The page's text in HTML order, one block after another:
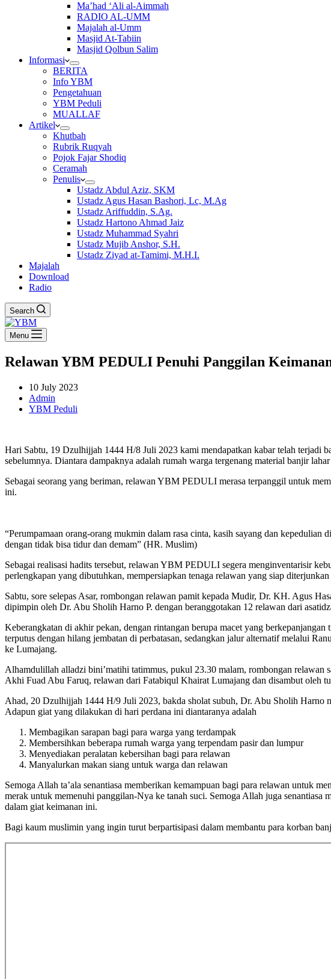
Ma’had ‘Ali al-Aimmah
RADIO AL-UMM
Majalah al-Umm
Masjid At-Tabiin
Masjid Qolbun Salim
Informasi
BERITA
Info YBM
Pengetahuan
YBM Peduli
MUALLAF
Artikel
Khutbah
Rubrik Ruqyah
Pojok Fajar Shodiq
Ceramah
Penulis
Ustadz Abdul Aziz, SKM
Ustadz Agus Hasan Bashori, Lc, M.Ag
Ustadz Ariffuddin, S.Ag.
Ustadz Hartono Ahmad Jaiz
Ustadz Muhammad Syahri
Ustadz Mujib Anshor, S.H.
Ustadz Ziyad at-Tamimi, M.H.I.
Majalah
Download
Radio
Search
Menu
Relawan YBM PEDULI Penuhi Panggilan
10 July 2023
Admin
YBM Peduli
Hari Sabtu, 19 Dzulhijjah 1444 H/8 Juli 2023 kami mendapatkan kabar telah terjadi
sebelumnya. Diantara dampaknya adalah rumah warga tergenang material banjir
Sebagai seorang yang beriman, relawan YBM PEDULI merasa terpanggil untuk
ini.
“Perumpamaan orang-orang mukmin dalam rasa cinta, kasih sayang dan
dengan tidak bisa tidur dan demam” (HR. Muslim)
Sebagai realisasi hadits tersebut, relawan YBM PEDULI segera menginventarisir
perlengkapan yang dibutuhkan, mempersiapkan tenaga relawan yang siap
Sabtu, sore selepas Asar, rombongan relawan pamit kepada Mudir, Dr. KH. Agus
dipimpin oleh Dr. Abu Sholih Harno P. dengan beranggotakan 12 relawan dari
Keberangkatan di akhir pekan, dengan rintangan berupa macet yang
terputus dengan hilang jembatan di perbatasan, sedangkan jalur alternatif melalui
ke Lumajang.
Alhamdulillah alladzi bini’matihi tatimmus, pukul 23.30 malam, rombongan
Akhi Fuad Abu Faruq, relawan dari Fatabiqul Khairat Lumajang dan disambut oleh
Ahad, 20 Dzulhijjah 1444 H/9 Juli 2023, bakda sholat subuh, Dr. Abu Sholih Harno
Adapun giat yang dilakukan di hari perdana ini diantaranya adalah
Membagikan sarapan bagi para warga yang terdampak
Membersihkan beberapa rumah warga yang terpendam pasir dan lumpur
Menyediakan peralatan kebersihan bagi para relawan
Manyalurkan makan siang untuk warga dan relawan
Semoga Allah ta’ala senantiasa memberikan kemampuan bagi para relawan untuk
merak untuk memenuhi panggilan-Nya ke tanah suci. Semoga Allah juga senantiasa
dalam giat keimanan ini.
Bagi kaum muslimin yang ingin turut berpartisipasi dalam membantu para korban